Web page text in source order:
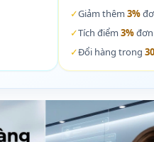
✓Giảm thêm 3%
✓Tích điểm 3%
✓Đổi hàng trong